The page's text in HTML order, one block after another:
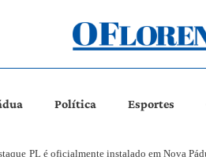
Política Esportes
PL é oficialmente instalado em Nova